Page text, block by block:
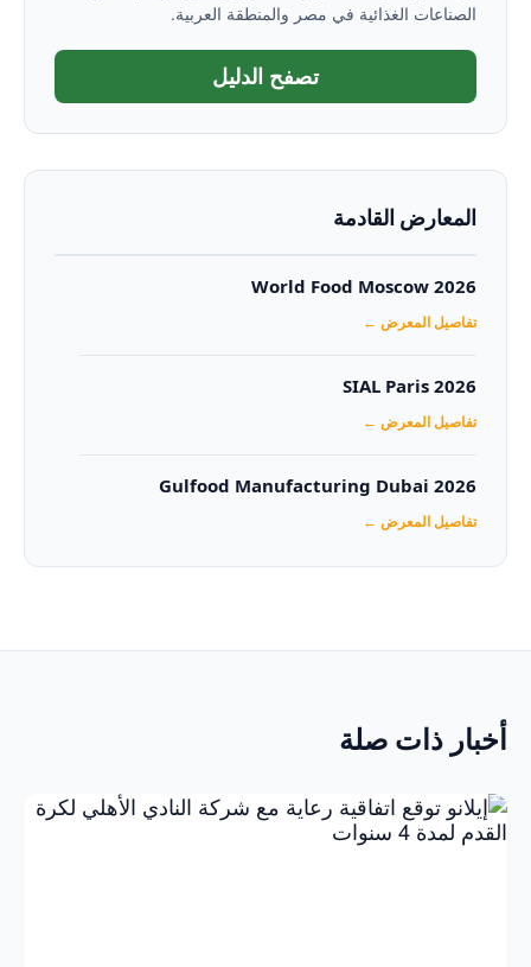
الصناعات الغذائية في مصر والمنطقة العربية.
تصفح الدليل
المعارض القادمة
World Food Moscow 2026
تفاصيل المعرض ←
SIAL Paris 2026
تفاصيل المعرض ←
Gulfood Manufacturing Dubai 2026‏
تفاصيل المعرض ←
أخبار ذات صلة